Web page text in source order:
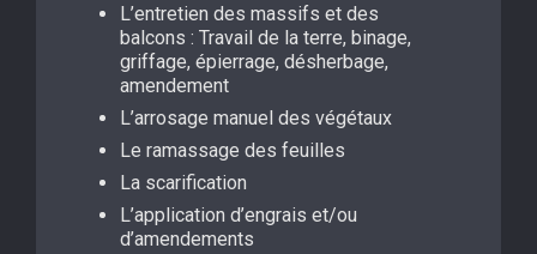
L’entretien des massifs et des
balcons : Travail de la terre, binage,
griffage, épierrage, désherbage,
amendement
L’arrosage manuel des végétaux
Le ramassage des feuilles
La scarification
L’application d’engrais et/ou
d’amendements